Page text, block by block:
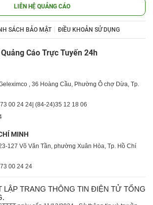
LIÊN HỆ QUẢNG CÁO
SÁCH BẢO MẬT ĐIỀU KHOẢN SỬ DỤNG
Cáo Trực Tuyến 24h
, 36 Hoàng Cầu, Phường Ô chợ Dừa, Tp.
73 00 24 24| (84-24)35 12 18 06
MINH
127 Võ Văn Tần, phường Xuân Hòa, Tp. Hồ Chí
73 00 24 24
LẬP TRANG THÔNG TIN ĐIỆN TỬ TỔNG